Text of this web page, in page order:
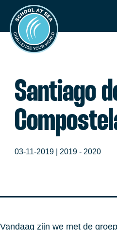
naar
inhoud
School
at
Sea
Santiago
03-11-2019 | 2019 - 2020
Vandaag zijn we met de